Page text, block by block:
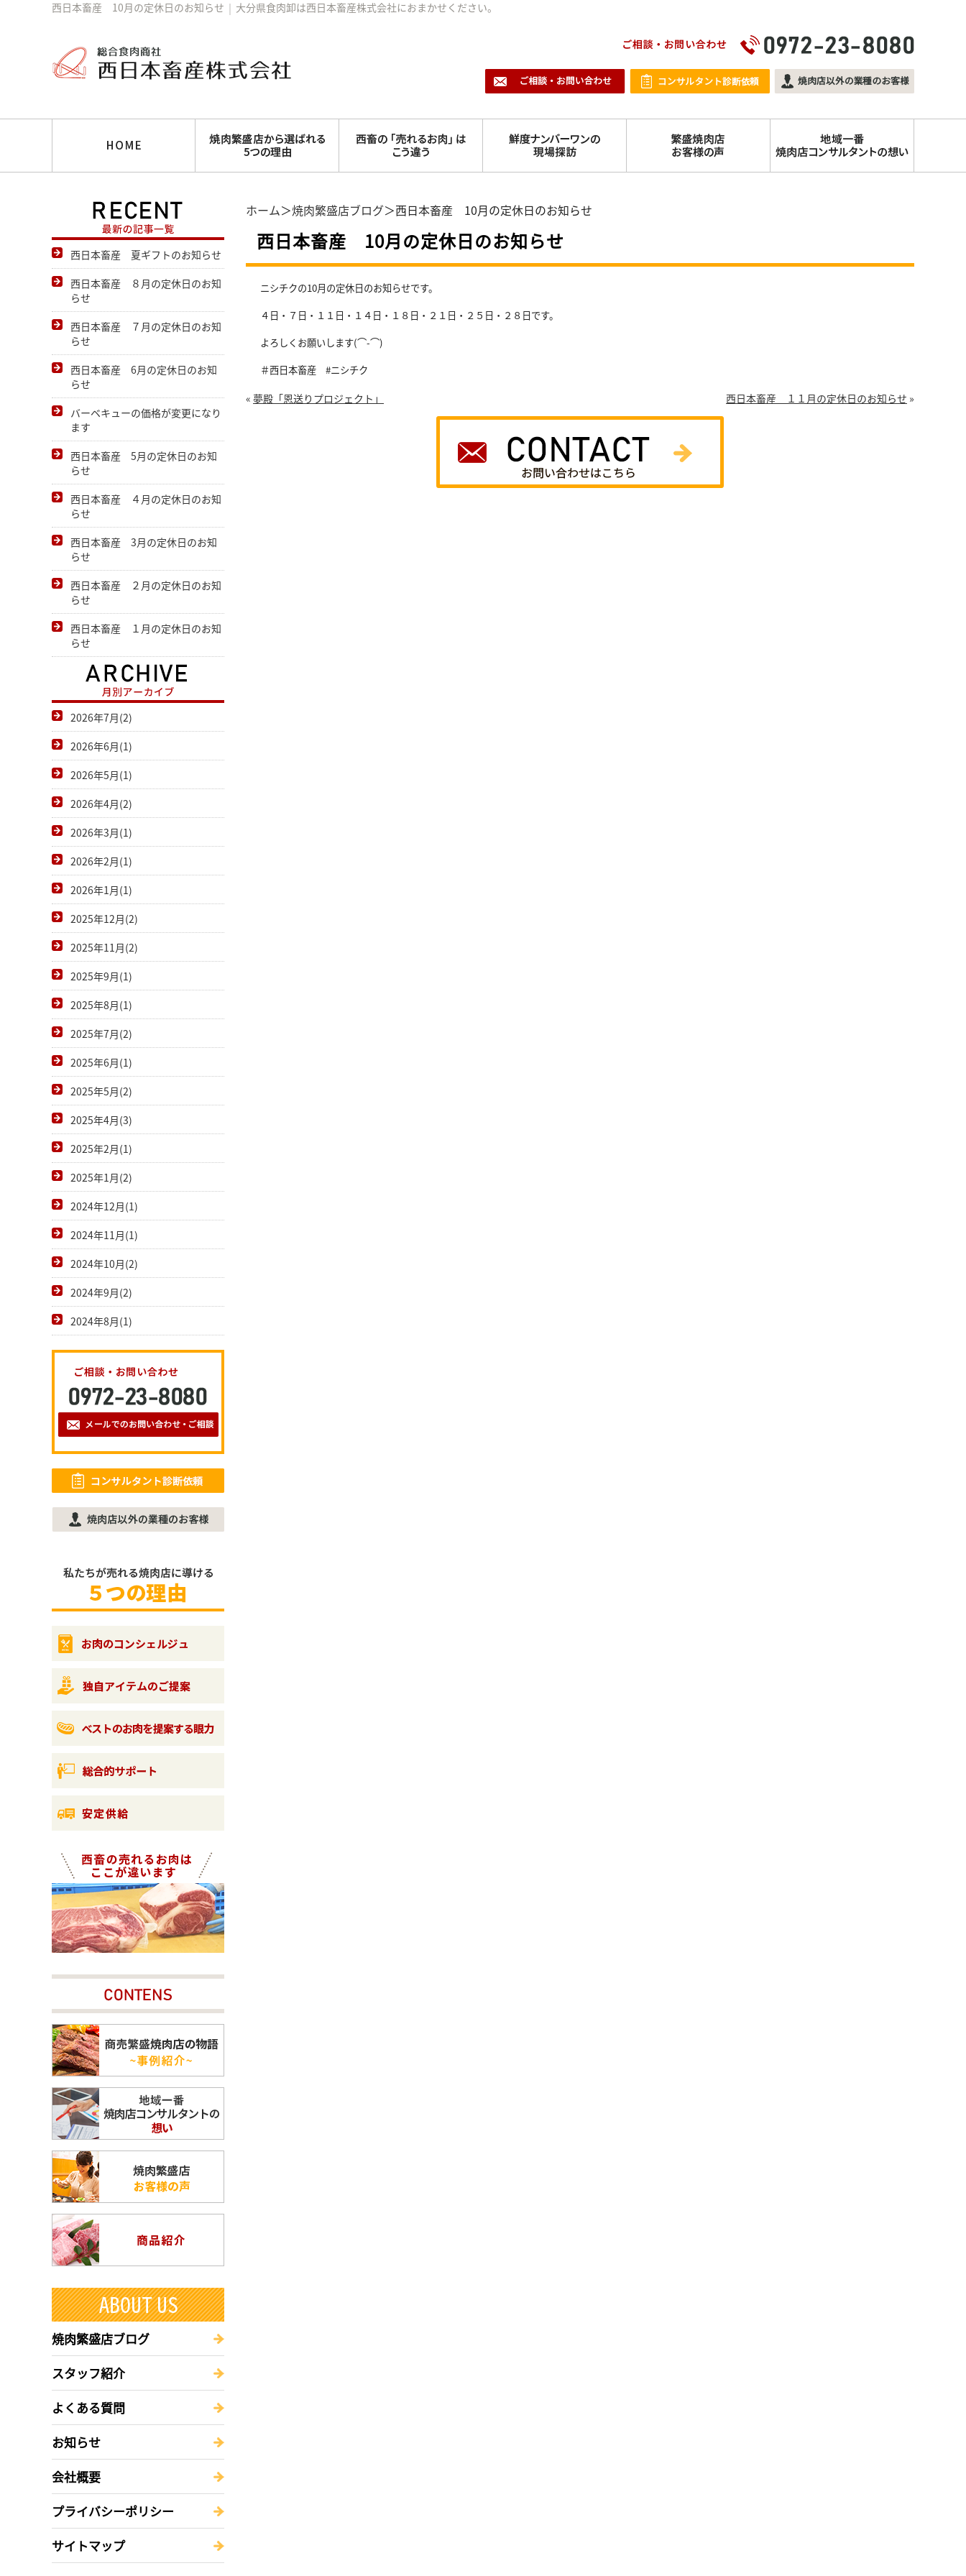
西日本畜産 10月の定休日のお知らせ │ 大分県食肉卸は西日本畜産株式会社におまかせください。
ホーム＞焼肉繁盛店ブログ＞西日本畜産 10月の定休日のお知らせ
西日本畜産 10月の定休日のお知らせ
ニシチクの10月の定休日のお知らせです。
４日・７日・１１日・１４日・１８日・２１日・２５日・２８ 日です。
よろしくお願いします(⌒-⌒)
＃西日本畜産 #ニシチク
« 夢殿「恩送りプロジェクト」 西日本畜産 １１月の定休日のお知らせ »
西日本畜産 夏ギフトのお知らせ
西日本畜産 ８月の定休日のお知
らせ
西日本畜産 ７月の定休日のお知
らせ
西日本畜産 6月の定休日のお知
らせ
バーベキューの価格が変更になり
ます
西日本畜産 5月の定休日のお知
らせ
西日本畜産 ４月の定休日のお知
らせ
西日本畜産 3月の定休日のお知
らせ
西日本畜産 ２月の定休日のお知
らせ
西日本畜産 １月の定休日のお知
らせ
2026年7月(2)
2026年6月(1)
2026年5月(1)
2026年4月(2)
2026年3月(1)
2026年2月(1)
2026年1月(1)
2025年12月(2)
2025年11月(2)
2025年9月(1)
2025年8月(1)
2025年7月(2)
2025年6月(1)
2025年5月(2)
2025年4月(3)
2025年2月(1)
2025年1月(2)
2024年12月(1)
2024年11月(1)
2024年10月(2)
2024年9月(2)
2024年8月(1)
焼肉繁盛店ブログ
スタッフ紹介
よくある質問
お知らせ
会社概要
プライバシーポリシー
サイトマップ